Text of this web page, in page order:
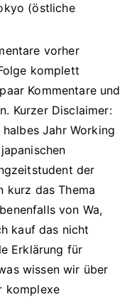
(östliche
vorher
komplett
Kommentare und
Kurzer Disclaimer:
Jahr Working
der
kurz das Thema
von Wa,
kauf das nicht
Erklärung für
wissen wir über
komplexe